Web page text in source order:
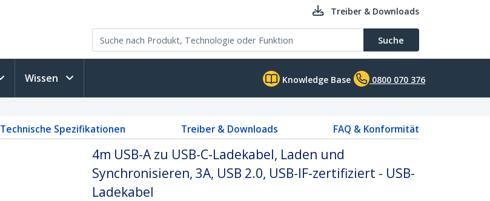
Treiber & Downloads
Suche
Wissen Knowledge Base 0800 070 376
Technische Spezifikationen Treiber & Downloads FAQ & Konformität
4m USB-A zu USB-C-Ladekabel, Laden und
Synchronisieren, 3A, USB 2.0, USB-IF-zertifiziert - USB-
Ladekabel